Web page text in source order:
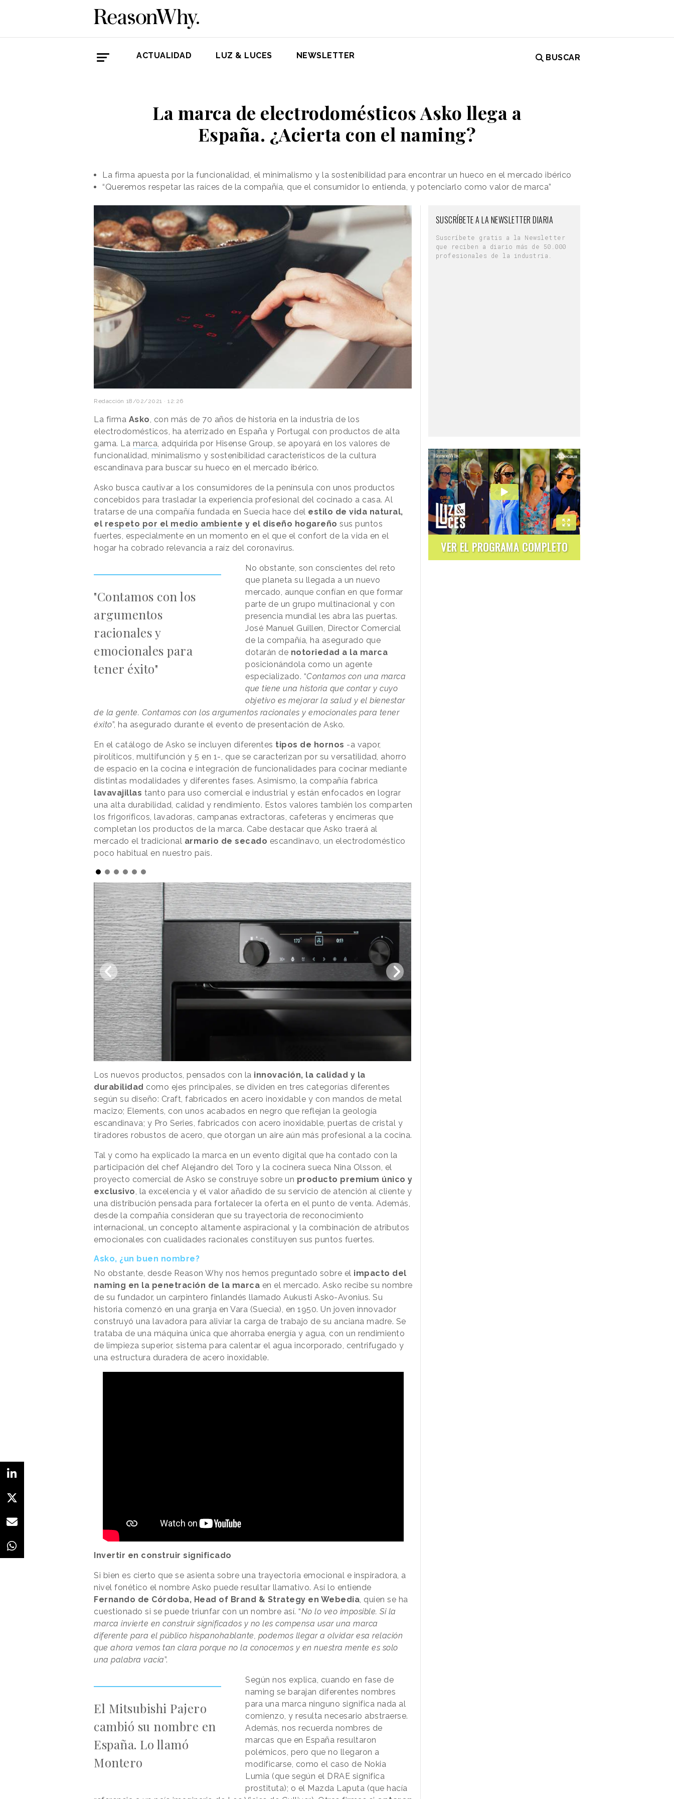
ACTUALIDAD LUZ & LUCES NEWSLETTER BUSCAR
La marca de electrodomésticos Asko llega a
España. ¿Acierta con el naming?
La firma apuesta por la funcionalidad, el minimalismo y la sostenibilidad para encontrar un hueco en el mercado ibérico
“Queremos respetar las raíces de la compañía, que el consumidor lo entienda, y potenciarlo como valor de marca”
Redacción 18/02/2021 · 12:26
La firma Asko , con más de 70 años de historia en la industria de los
electrodomésticos, ha aterrizado en España y Portugal con productos de alta
gama. La marca , adquirida por Hisense Group, se apoyará en los valores de
funcionalidad, minimalismo y sostenibilidad característicos de la cultura
escandinava para buscar su hueco en el mercado ibérico.
Asko busca cautivar a los consumidores de la península con unos productos
concebidos para trasladar la experiencia profesional del cocinado a casa. Al
tratarse de una compañía fundada en Suecia hace del estilo de vida natural,
el respeto por el medio ambiente y el diseño hogareño sus puntos
fuertes, especialmente en un momento en el que el confort de la vida en el
hogar ha cobrado relevancia a raíz del coronavirus.
"Contamos con los
argumentos
racionales y
emocionales para
tener éxito"
No obstante, son conscientes del reto
que planeta su llegada a un nuevo
mercado, aunque confían en que formar
parte de un grupo multinacional y con
presencia mundial les abra las puertas.
José Manuel Guillen, Director Comercial
de la compañía, ha asegurado que
dotarán de notoriedad a la marca
posicionándola como un agente
especializado. “Contamos con una marca
que tiene una historia que contar y cuyo
objetivo es mejorar la salud y el bienestar
de la gente. Contamos con los argumentos racionales y emocionales para tener
éxito”, ha asegurado durante el evento de presentación de Asko.
En el catálogo de Asko se incluyen diferentes tipos de hornos -a vapor,
pirolíticos, multifunción y 5 en 1-, que se caracterizan por su versatilidad, ahorro
de espacio en la cocina e integración de funcionalidades para cocinar mediante
distintas modalidades y diferentes fases. Asimismo, la compañía fabrica
lavavajillas tanto para uso comercial e industrial y están enfocados en lograr
una alta durabilidad, calidad y rendimiento. Estos valores también los comparten
los frigoríficos, lavadoras, campanas extractoras, cafeteras y encimeras que
completan los productos de la marca. Cabe destacar que Asko traerá al
mercado el tradicional armario de secado escandinavo, un electrodoméstico
poco habitual en nuestro país.
Los nuevos productos, pensados con la innovación, la calidad y la
durabilidad como ejes principales, se dividen en tres categorías diferentes
según su diseño: Craft, fabricados en acero inoxidable y con mandos de metal
macizo; Elements, con unos acabados en negro que reflejan la geología
escandinava; y Pro Series, fabricados con acero inoxidable, puertas de cristal y
tiradores robustos de acero, que otorgan un aire aún más profesional a la cocina.
Tal y como ha explicado la marca en un evento digital que ha contado con la
participación del chef Alejandro del Toro y la cocinera sueca Nina Olsson, el
proyecto comercial de Asko se construye sobre un producto premium único y
exclusivo, la excelencia y el valor añadido de su servicio de atención al cliente y
una distribución pensada para fortalecer la oferta en el punto de venta. Además,
desde la compañía consideran que su trayectoria de reconocimiento
internacional, un concepto altamente aspiracional y la combinación de atributos
emocionales con cualidades racionales constituyen sus puntos fuertes.
Asko, ¿un buen nombre?
No obstante, desde Reason Why nos hemos preguntado sobre el impacto del
naming en la penetración de la marca en el mercado. Asko recibe su nombre
de su fundador, un carpintero finlandés llamado Aukusti Asko-Avonius. Su
historia comenzó en una granja en Vara (Suecia), en 1950. Un joven innovador
construyó una lavadora para aliviar la carga de trabajo de su anciana madre. Se
trataba de una máquina única que ahorraba energía y agua, con un rendimiento
de limpieza superior, sistema para calentar el agua incorporado, centrifugado y
una estructura duradera de acero inoxidable.
Invertir en construir significado
Si bien es cierto que se asienta sobre una trayectoria emocional e inspiradora, a
nivel fonético el nombre Asko puede resultar llamativo. Así lo entiende
Fernando de Córdoba, Head of Brand & Strategy en Webedia, quien se ha
cuestionado si se puede triunfar con un nombre así. “No lo veo imposible. Si la
marca invierte en construir significados y no les compensa usar una marca
diferente para el público hispanohablante, podemos llegar a olvidar esa relación
que ahora vemos tan clara porque no la conocemos y en nuestra mente es solo
una palabra vacía”.
El Mitsubishi Pajero
cambió su nombre en
España. Lo llamó
Montero
Según nos explica, cuando en fase de
naming se barajan diferentes nombres
para una marca ninguno significa nada al
comienzo, y resulta necesario abstraerse.
Además, nos recuerda nombres de
marcas que en España resultaron
polémicos, pero que no llegaron a
modificarse, como el caso de Nokia
Lumia (que según el DRAE significa
prostituta); o el Mazda Laputa (que hacía
SUSCRÍBETE A LA NEWSLETTER DIARIA
Suscríbete gratis a la Newsletter
que reciben a diario más de 50.000
profesionales de la industria.
VER EL PROGRAMA COMPLETO